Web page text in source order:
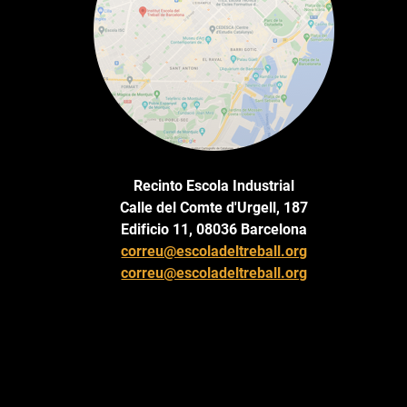
Recinto Escola Industrial
Calle del Comte d'Urgell, 187
Edificio 11, 08036 Barcelona
correu@escoladeltreball.org
correu@escoladeltreball.org